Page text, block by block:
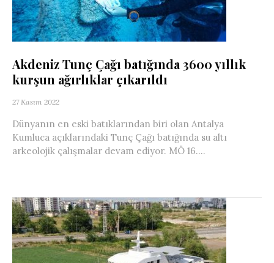
Akdeniz Tunç Çağı batığında 3600 yıllık
kurşun ağırlıklar çıkarıldı
27 Kasım 2022
Dünyanın en eski batıklarından biri olan Antalya
Kumluca açıklarındaki Tunç Çağı batığında su altı
arkeolojik çalışmalar devam ediyor. MÖ 16....